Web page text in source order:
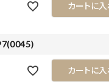
カートに入
カートに入